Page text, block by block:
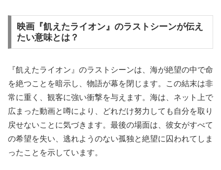
映画『飢えたライオン』のラストシーンが伝え
たい意味とは？
『飢えたライオン』のラストシーンは、海が絶望の中で命
を絶つことを暗示し、物語が幕を閉じます。この結末は非
常に重く、観客に強い衝撃を与えます。海は、ネット上で
広まった動画と噂により、どれだけ努力しても自分を取り
戻せないことに気づきます。最後の場面は、彼女がすべて
の希望を失い、逃れようのない孤独と絶望に囚われてしま
ったことを示しています。